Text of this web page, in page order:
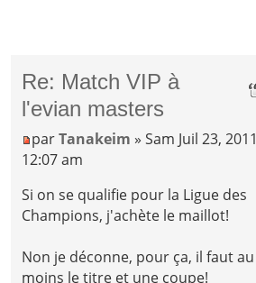
Re: Match VIP à
l'evian masters
parTanakeim » Sam Juil 23, 2011
12:07 am
Si on se qualifie pour la Ligue des
Champions, j'achète le maillot!
Non je déconne, pour ça, il faut au
moins le titre et une coupe!